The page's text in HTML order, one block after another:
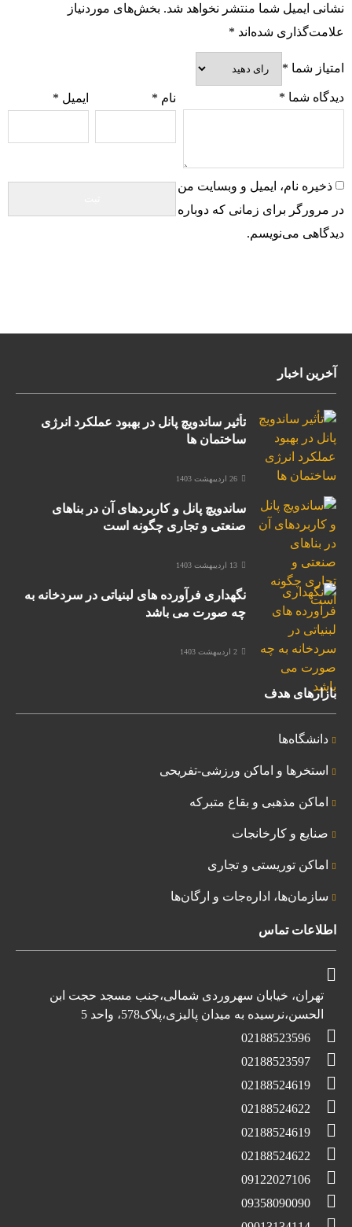
نشانی ایمیل شما منتشر نخواهد شد. بخش‌های موردنیاز
علامت‌گذاری شده‌اند *
امتیاز شما *
دیدگاه شما * نام * ایمیل *
ذخیره نام، ایمیل و وبسایت من
در مرورگر برای زمانی که دوباره
دیدگاهی می‌نویسم.
آخرین اخبار
تأثیر ساندویچ پانل در بهبود عملکرد انرژی
ساختمان ها
26 اردیبهشت 1403
ساندویچ پانل و کاربردهای آن در بناهای
صنعتی و تجاری چگونه است
13 اردیبهشت 1403
نگهداری فرآورده های لبنیاتی در سردخانه به
چه صورت می باشد
2 اردیبهشت 1403
بازارهای هدف
دانشگاه‌ها
استخرها و اماکن ورزشی-تفریحی
اماکن مذهبی و بقاع متبرکه
صنایع و کارخانجات
اماکن توریستی و تجاری
سازمان‌ها، اداره‌جات و ارگان‌ها
اطلاعات تماس
تهران، خیابان سهروردی شمالی،جنب مسجد حجت ابن
الحسن،نرسیده به میدان پالیزی،پلاک578، واحد 5
02188523596
02188523597
02188524619
02188524622
02188524619
02188524622
09122027106
09358090090